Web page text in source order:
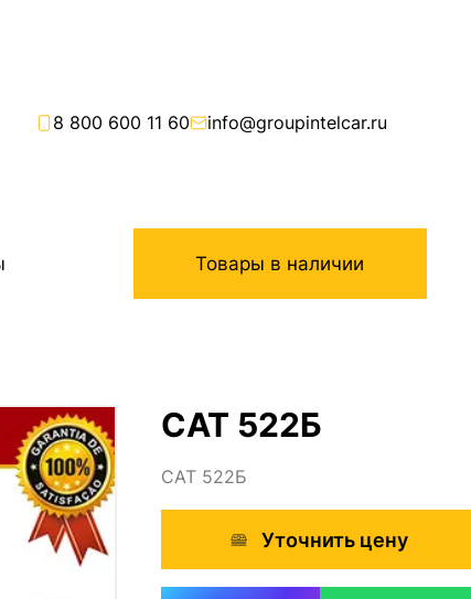
8 800 600 11 60 info@groupintelcar.ru
Товары в наличии
CAT 522Б
CAT 522Б
Уточнить цену